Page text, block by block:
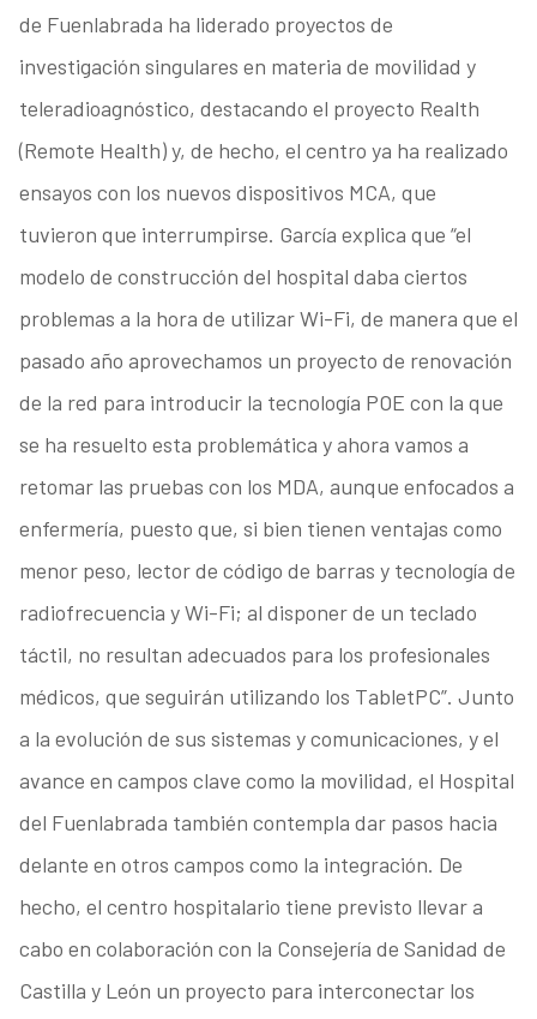
de Fuenlabrada ha liderado proyectos de
investigación singulares en materia de movilidad y
teleradioagnóstico, destacando el proyecto Realth
(Remote Health) y, de hecho, el centro ya ha realizado
ensayos con los nuevos dispositivos MCA, que
tuvieron que interrumpirse. García explica que “el
modelo de construcción del hospital daba ciertos
problemas a la hora de utilizar Wi-Fi, de manera que el
pasado año aprovechamos un proyecto de renovación
de la red para introducir la tecnología POE con la que
se ha resuelto esta problemática y ahora vamos a
retomar las pruebas con los MDA, aunque enfocados a
enfermería, puesto que, si bien tienen ventajas como
menor peso, lector de código de barras y tecnología de
radiofrecuencia y Wi-Fi; al disponer de un teclado
táctil, no resultan adecuados para los profesionales
médicos, que seguirán utilizando los TabletPC”. Junto
a la evolución de sus sistemas y comunicaciones, y el
avance en campos clave como la movilidad, el Hospital
del Fuenlabrada también contempla dar pasos hacia
delante en otros campos como la integración. De
hecho, el centro hospitalario tiene previsto llevar a
cabo en colaboración con la Consejería de Sanidad de
Castilla y León un proyecto para interconectar los